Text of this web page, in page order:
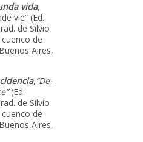
vida,
vie” (Ed.
de Silvio
de
Aires,
,“De-
(Ed.
de Silvio
de
Aires,